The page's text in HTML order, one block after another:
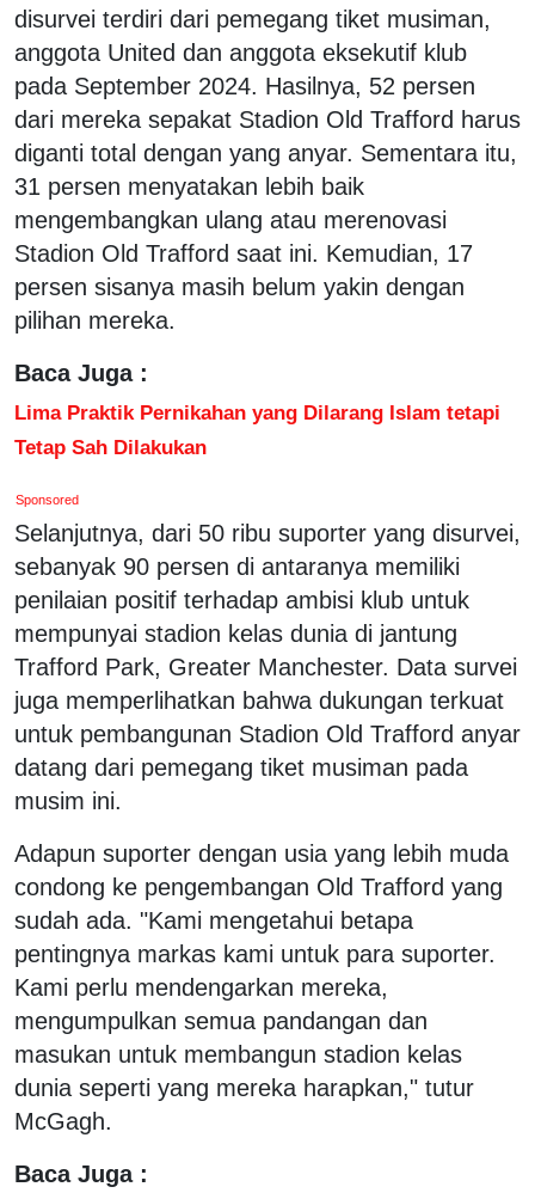
disurvei terdiri dari pemegang tiket musiman,
anggota United dan anggota eksekutif klub
pada September 2024. Hasilnya, 52 persen
dari mereka sepakat Stadion Old Trafford harus
diganti total dengan yang anyar. Sementara itu,
31 persen menyatakan lebih baik
mengembangkan ulang atau merenovasi
Stadion Old Trafford saat ini. Kemudian, 17
persen sisanya masih belum yakin dengan
pilihan mereka.
Baca Juga :
Lima Praktik Pernikahan yang Dilarang Islam tetapi
Tetap Sah Dilakukan
Sponsored
Selanjutnya, dari 50 ribu suporter yang disurvei,
sebanyak 90 persen di antaranya memiliki
penilaian positif terhadap ambisi klub untuk
mempunyai stadion kelas dunia di jantung
Trafford Park, Greater Manchester. Data survei
juga memperlihatkan bahwa dukungan terkuat
untuk pembangunan Stadion Old Trafford anyar
datang dari pemegang tiket musiman pada
musim ini.
Adapun suporter dengan usia yang lebih muda
condong ke pengembangan Old Trafford yang
sudah ada. "Kami mengetahui betapa
pentingnya markas kami untuk para suporter.
Kami perlu mendengarkan mereka,
mengumpulkan semua pandangan dan
masukan untuk membangun stadion kelas
dunia seperti yang mereka harapkan," tutur
McGagh.
Baca Juga :